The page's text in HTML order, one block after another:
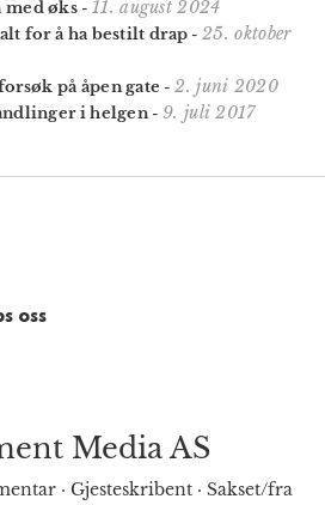
med øks -11. august 2024
for å ha bestilt drap -25. oktober
på åpen gate -2. juni 2020
i helgen- 9. juli 2017
oss
Media AS
· Gjesteskribent · Sakset/fra